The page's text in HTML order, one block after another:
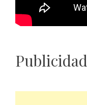
Publicidad